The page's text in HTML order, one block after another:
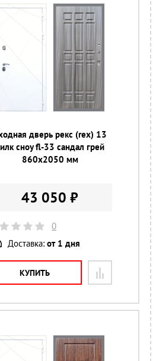
дверь рекс (rex) 13
сноу fl-33 сандал грей
860х2050 мм
43 050 ₽
0
Доставка:от 1 дня
КУПИТЬ